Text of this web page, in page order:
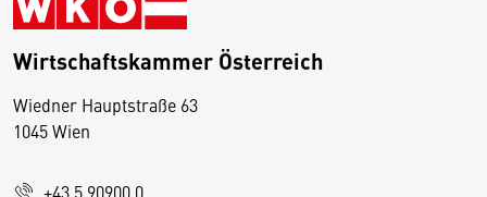
Wirtschaftskammer Österreich
Wiedner Hauptstraße 63
1045 Wien
+43 5 90900 0
D